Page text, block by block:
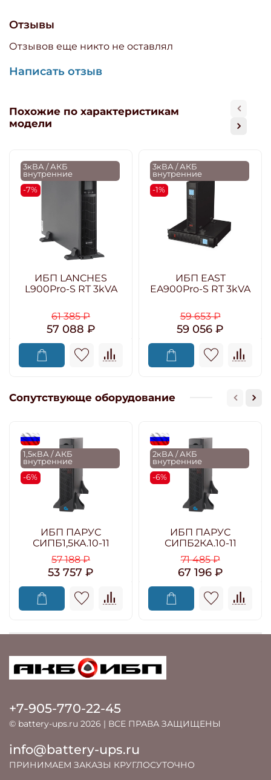
Отзывы
Отзывов еще никто не оставлял
Написать отзыв
Похожие по характеристикам
модели
3кВА / АКБ
внутренние
-7%
ИБП LANCHES
L900Pro-S RT 3kVA
61 385 ₽
57 088 ₽
3кВА / АКБ
внутренние
-1%
ИБП EAST
EA900Pro-S RT 3kVA
59 653 ₽
59 056 ₽
Сопутствующе оборудование
flagRU
1,5кВА / АКБ
внутренние
-6%
ИБП ПАРУС
СИПБ1,5КА.10-11
57 188 ₽
53 757 ₽
flagRU
2кВА / АКБ
внутренние
-6%
ИБП ПАРУС
СИПБ2КA.10-11
71 485 ₽
67 196 ₽
+7-905-770-22-45
© battery-ups.ru 2026 | ВСЕ ПРАВА ЗАЩИЩЕНЫ
info@battery-ups.ru
ПРИНИМАЕМ ЗАКАЗЫ КРУГЛОСУТОЧНО